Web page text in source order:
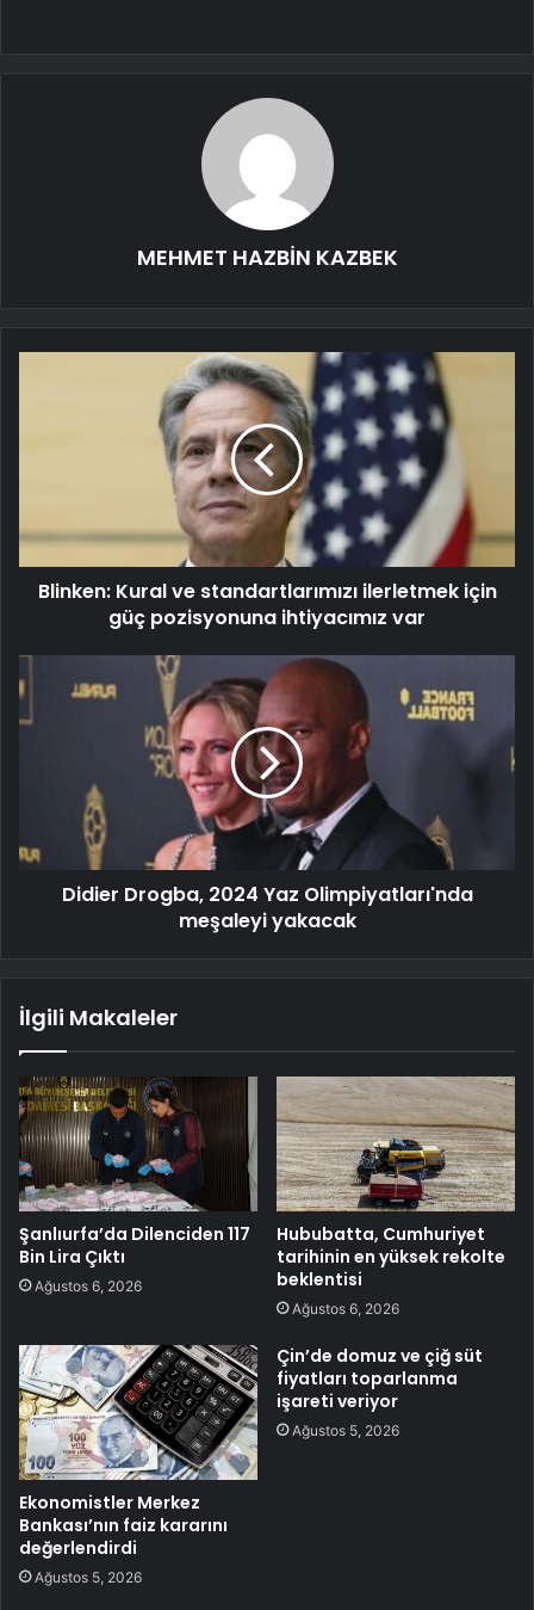
MEHMET HAZBİN KAZBEK
Blinken: Kural ve standartlarımızı ilerletmek için
güç pozisyonuna ihtiyacımız var
Didier Drogba, 2024 Yaz Olimpiyatları'nda
meşaleyi yakacak
İlgili Makaleler
Şanlıurfa’da Dilenciden 117
Bin Lira Çıktı
Ağustos 6, 2026
Hububatta, Cumhuriyet
tarihinin en yüksek rekolte
beklentisi
Ağustos 6, 2026
Ekonomistler Merkez
Bankası’nın faiz kararını
değerlendirdi
Ağustos 5, 2026
Çin’de domuz ve çiğ süt
fiyatları toparlanma
işareti veriyor
Ağustos 5, 2026